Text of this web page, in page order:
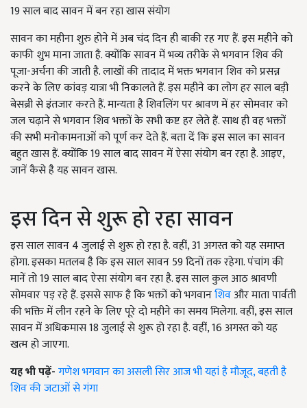
19 साल बाद सावन में बन रहा खास संयोग
सावन का महीना शुरु होने में अब चंद दिन ही बाकी रह गए हैं. इस महीने को
काफी शुभ माना जाता है. क्योंकि सावन में भव्य तरीके से भगवान शिव की
पूजा-अर्चना की जाती है. लाखों की तादाद में भक्त भगवान शिव को प्रसन्न
करने के लिए कांवड़ यात्रा भी निकालते हैं. इस महीने का लोग हर साल बड़ी
बेसब्री से इंतजार करते हैं. मान्यता है शिवलिंग पर श्रावण में हर सोमवार को
जल चढ़ाने से भगवान शिव भक्तों के सभी कष्ट हर लेते हैं. साथ ही वह भक्तों
की सभी मनोकामनाओं को पूर्ण कर देते हैं. बता दें कि इस साल का सावन
बहुत खास हैं. क्योंकि 19 साल बाद सावन में ऐसा संयोग बन रहा है. आइए,
जानें कैसे है यह सावन खास.
इस दिन से शुरू हो रहा सावन
इस साल सावन 4 जुलाई से शुरू हो रहा है. वहीं, 31 अगस्त को यह समाप्त
होगा. इसका मतलब है कि इस साल सावन 59 दिनों तक रहेगा. पंचांग की
मानें तो 19 साल बाद ऐसा संयोग बन रहा है. इस साल कुल आठ श्रावणी
सोमवार पड़ रहे हैं. इससे साफ है कि भक्तों को भगवानशिवऔर माता पार्वती
की भक्ति में लीन रहने के लिए पूरे दो महीने का समय मिलेगा. वहीं, इस साल
सावन में अधिकमास 18 जुलाई से शुरू हो रहा है. वहीं, 16 अगस्त को यह
खत्म हो जाएगा.
यह भी पढ़ें-गणेश भगवान का असली सिर आज भी यहां है मौजूद, बहती है
शिव की जटाओं से गंगा